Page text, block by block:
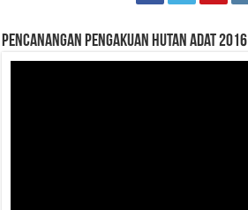
Pencanangan Pengakuan Hutan Adat 2016